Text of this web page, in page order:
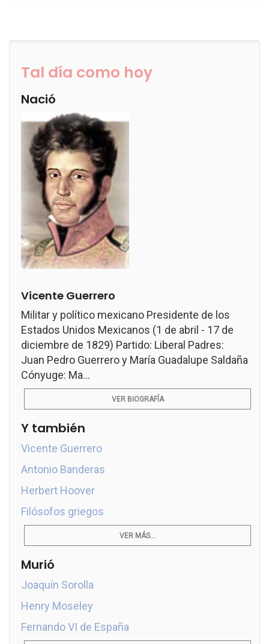
Tal día como hoy
Nació
Vicente Guerrero
Militar y político mexicano Presidente de los
Estados Unidos Mexicanos (1 de abril - 17 de
diciembre de 1829) Partido: Liberal Padres:
Juan Pedro Guerrero y María Guadalupe Saldaña
Cónyuge: Ma...
VER BIOGRAFÍA
Y también
Vicente Guerrero
Antonio Banderas
Herbert Hoover
Filósofos griegos
VER MÁS...
Murió
Joaquín Sorolla
Henry Moseley
Fernando VI de España